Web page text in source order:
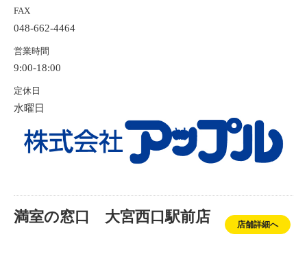
FAX
048-662-4464
営業時間
9:00-18:00
定休日
水曜日
満室の窓口 大宮西口駅前店 店舗詳細へ